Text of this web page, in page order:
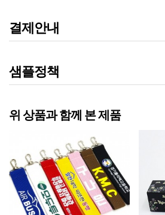
결제안내
샘플정책
위 상품과 함께 본 제품